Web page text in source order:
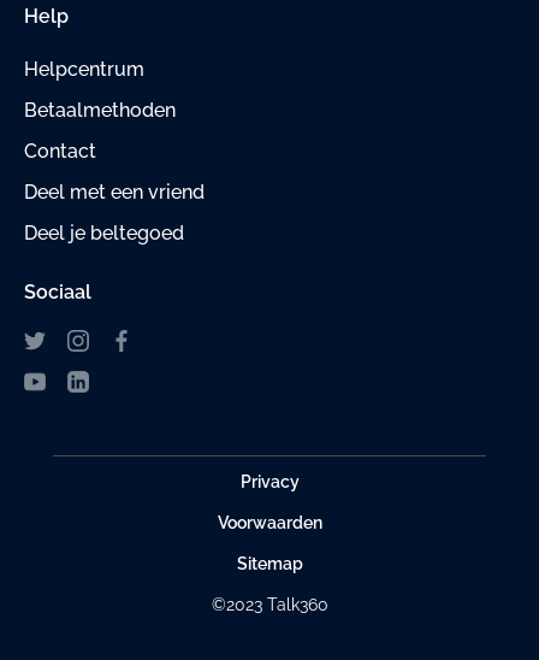
Help
Helpcentrum
Betaalmethoden
Contact
Deel met een vriend
Deel je beltegoed
Sociaal
Privacy
Voorwaarden
Sitemap
©2023 Talk360